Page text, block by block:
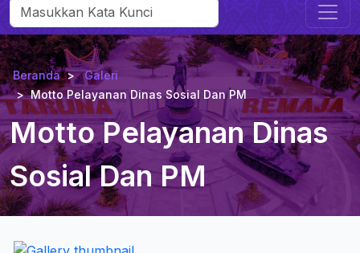
Beranda
Galeri
Motto Pelayanan Dinas Sosial Dan PM
Motto Pelayanan Dinas
Sosial Dan PM